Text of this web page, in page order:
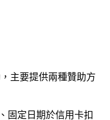
主要提供兩種贊助方
固定日期於信用卡扣